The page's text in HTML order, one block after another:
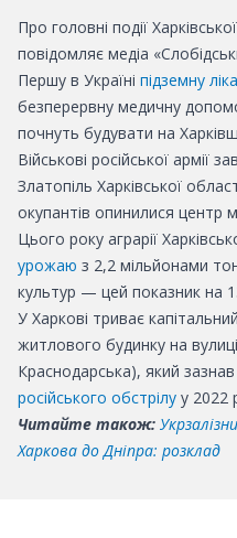
Про головні події
повідомляє медіа
Першу в Україні підземну
безперервну медичну
почнуть будувати на
Військові російської армії
Златопіль Харківської
окупантів опинилися центр
Цього року аграрії
урожаю з 2,2 мільйонами
культур — цей показник на
У Харкові триває
житлового будинку на
Краснодарська), який
російського обстрілу у 2022
Читайте також:
Харкова до Дніпра: розклад